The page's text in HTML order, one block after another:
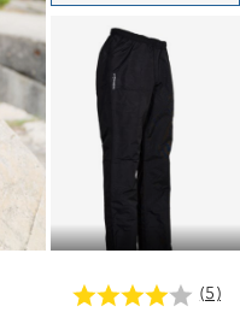
LAVPRIS
(5)